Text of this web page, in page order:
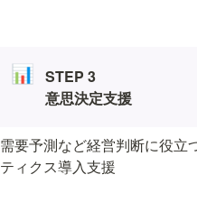
📊
STEP 3
意思決定支援
需要予測など経営判断に役立
ティクス導入支援